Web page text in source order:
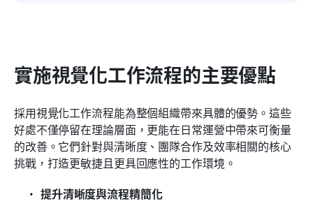
實施視覺化工作流程的主要優點
採用視覺化工作流程能為整個組織帶來具體的優勢。這些
好處不僅停留在理論層面，更能在日常運營中帶來可衡量
的改善。它們針對與清晰度、團隊合作及效率相關的核心
挑戰，打造更敏捷且更具回應性的工作環境。
提升清晰度與流程精簡化